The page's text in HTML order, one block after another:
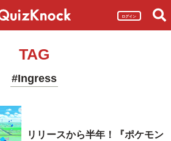
ログイン
TAG
#Ingress
リリースから半年！『ポケモン